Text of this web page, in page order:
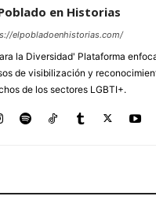
en Historias
elpobladoenhistorias.com/
la Diversidad' Plataforma
de visibilización y
de los sectores LGBTI+.